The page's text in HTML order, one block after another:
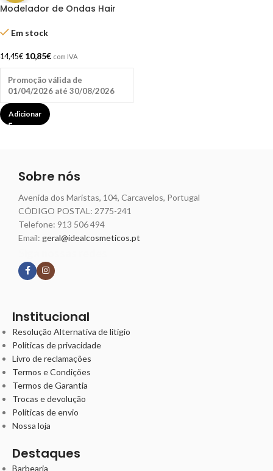
Modelador de Ondas Hair
Em stock
14,45€ 10,85€ com IVA
Promoção válida de
01/04/2026 até 30/08/2026
Adicionar
Sobre nós
Avenida dos Maristas, 104, Carcavelos, Portugal
CÓDIGO POSTAL: 2775-241
Telefone: 913 506 494
Email: geral@idealcosmeticos.pt
Institucional
Resolução Alternativa de litígio
Políticas de privacidade
Livro de reclamações
Termos e Condições
Termos de Garantia
Trocas e devolução
Políticas de envio
Nossa loja
Destaques
Barbearia